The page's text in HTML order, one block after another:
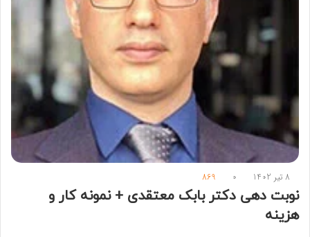
8 تیر 1402 0
869
نوبت دهی دکتر بابک معتقدی + نمونه کار و
هزینه